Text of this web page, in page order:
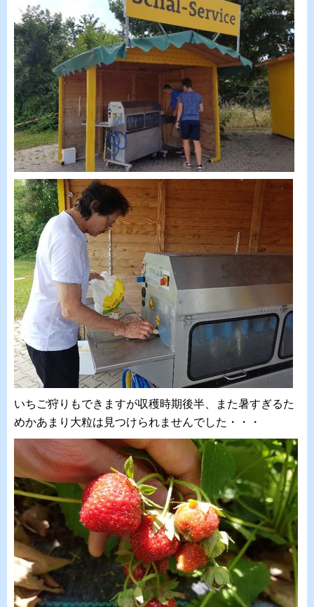
いちご狩りもできますが収穫時期後半、また暑すぎるた
めかあまり大粒は見つけられませんでした・・・